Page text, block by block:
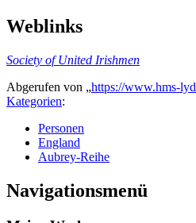
Weblinks
Society of United Irishmen
Abgerufen von „https://www.hms-
Kategorien:
Personen
England
Aubrey-Reihe
Navigationsmenü